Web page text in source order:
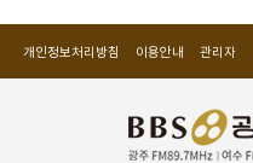
개인정보처리방침 이용안내 관리자